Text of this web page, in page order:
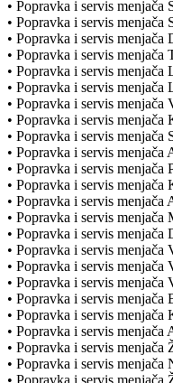
• Popravka i servis menjača
• Popravka i servis menjača
• Popravka i servis menjača
• Popravka i servis menjača
• Popravka i servis menjača
• Popravka i servis menjača
• Popravka i servis menjača
• Popravka i servis menjača
• Popravka i servis menjača
• Popravka i servis menjača
• Popravka i servis menjača
• Popravka i servis menjača
• Popravka i servis menjača
• Popravka i servis menjača
• Popravka i servis menjača
• Popravka i servis menjača
• Popravka i servis menjača
• Popravka i servis menjača
• Popravka i servis menjača
• Popravka i servis menjača
• Popravka i servis menjača
• Popravka i servis menjača
• Popravka i servis menjača
• Popravka i servis menjača